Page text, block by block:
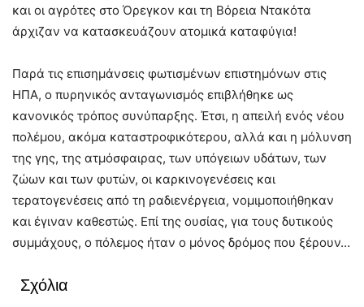
και οι αγρότες στο Όρεγκον και τη Βόρεια Ντακότα
άρχιζαν να κατασκευάζουν ατομικά καταφύγια!
Παρά τις επισημάνσεις φωτισμένων επιστημόνων στις
ΗΠΑ, ο πυρηνικός ανταγωνισμός επιβλήθηκε ως
κανονικός τρόπος συνύπαρξης. Έτσι, η απειλή ενός νέου
πολέμου, ακόμα καταστροφικότερου, αλλά και η μόλυνση
της γης, της ατμόσφαιρας, των υπόγειων υδάτων, των
ζώων και των φυτών, οι καρκινογενέσεις και
τερατογενέσεις από τη ραδιενέργεια, νομιμοποιήθηκαν
και έγιναν καθεστώς. Επί της ουσίας, για τους δυτικούς
συμμάχους, ο πόλεμος ήταν ο μόνος δρόμος που ξέρουν…
Σχόλια